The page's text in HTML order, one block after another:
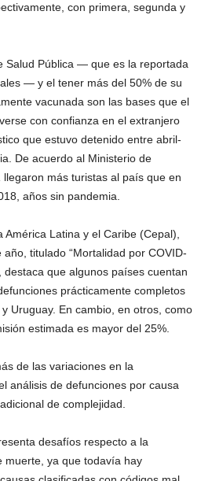
con primera, segunda y
Salud Pública — que es la reportada
— y el tener más del 50% de su
vacunada son las bases que el
con confianza en el extranjero
que estuvo detenido entre abril-
De acuerdo al Ministerio de
más turistas al país que en
años sin pandemia.
Latina y el Caribe (Cepal),
titulado “Mortalidad por COVID-
destaca que algunos países cuentan
prácticamente completos
Uruguay. En cambio, en otros, como
estimada es mayor del 25%.
de las variaciones en la
análisis de defunciones por causa
de complejidad.
desafíos respecto a la
muerte, ya que todavía hay